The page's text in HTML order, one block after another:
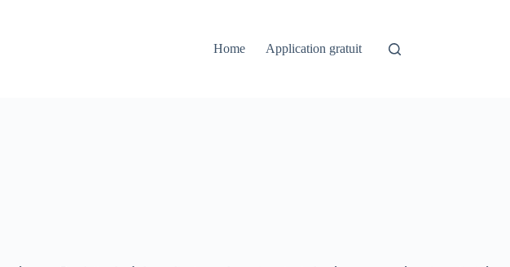
Home Application gratuit